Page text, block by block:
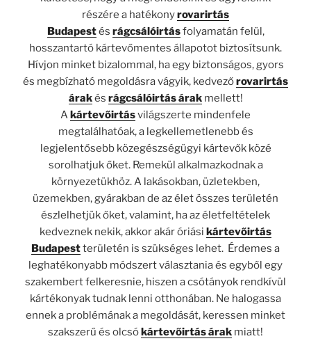
részére a hatékonyrovarirtás
Budapestés rágcsálóirtásfolyamatán felül,
hosszantartó kártevőmentes állapotot biztosítsunk.
Hívjon minket bizalommal, ha egy biztonságos, gyors
és megbízható megoldásra vágyik, kedvezőrovarirtás
árakés rágcsálóirtás árakmellett!
Akártevőirtásvilágszerte mindenfele
megtalálhatóak, a legkellemetlenebb és
legjelentősebb közegészségügyi kártevők közé
sorolhatjuk őket. Remekül alkalmazkodnak a
környezetükhöz. A lakásokban, üzletekben,
üzemekben, gyárakban de az élet összes területén
észlelhetjük őket, valamint, ha az életfeltételek
kedveznek nekik, akkor akár óriási kártevőirtás
Budapestterületén is szükséges lehet. Érdemes a
leghatékonyabb módszert választania és egyből egy
szakembert felkeresnie, hiszen a csótányok rendkívül
kártékonyak tudnak lenni otthonában. Ne halogassa
ennek a problémának a megoldását, keressen minket
szakszerű és olcsókártevőirtás árak miatt!